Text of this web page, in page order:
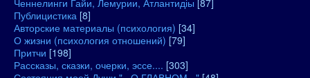
Ченнелинги Гайи, Лемурии, Атлантидіы [87]
Публицистика [8]
Авторские материалы (психология) [34]
О жизни (психология отношений) [79]
Притчи [198]
Рассказы, сказки, очерки, эссе.... [303]